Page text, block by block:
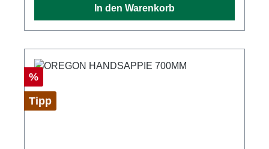
In den Warenkorb
Rabatt
%
Tipp